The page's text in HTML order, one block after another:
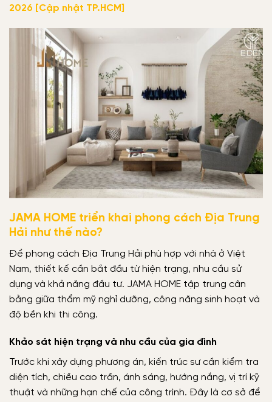
2026 [Cập nhật TP.HCM]
JAMA HOME triển khai phong cách Địa Trung
Hải như thế nào?
Để phong cách Địa Trung Hải phù hợp với nhà ở Việt
Nam, thiết kế cần bắt đầu từ hiện trạng, nhu cầu sử
dụng và khả năng đầu tư. JAMA HOME tập trung cân
bằng giữa thẩm mỹ nghỉ dưỡng, công năng sinh hoạt và
độ bền khi thi công.
Khảo sát hiện trạng và nhu cầu của gia đình
Trước khi xây dựng phương án, kiến trúc sư cần kiểm tra
diện tích, chiều cao trần, ánh sáng, hướng nắng, vị trí kỹ
thuật và những hạn chế của công trình. Đây là cơ sở để